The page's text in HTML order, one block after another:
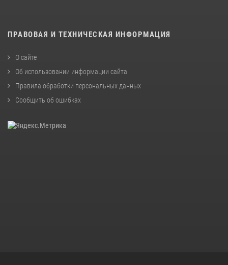
ПРАВОВАЯ И ТЕХНИЧЕСКАЯ ИНФОРМАЦИЯ
О сайте
Об использовании информации сайта
Правила обработки персональных данных
Сообщить об ошибках